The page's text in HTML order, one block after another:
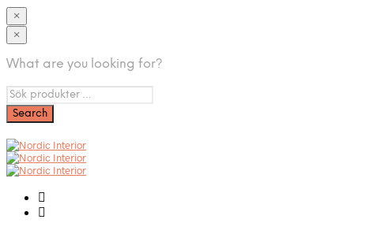
×
×
What are you looking for?